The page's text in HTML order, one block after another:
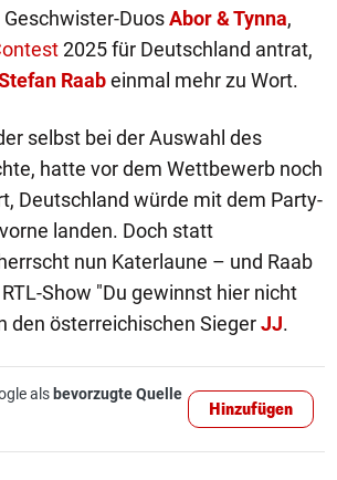
DuosAbor & Tynna,
2025 für Deutschland antrat,
Raabeinmal mehr zu Wort.
selbst bei der Auswahl des
hatte vor dem Wettbewerb noch
Deutschland würde mit dem Party-
landen. Doch statt
nun Katerlaune – und Raab
Show "Du gewinnst hier nicht
den österreichischen SiegerJJ.
als bevorzugte Quelle
Hinzufügen